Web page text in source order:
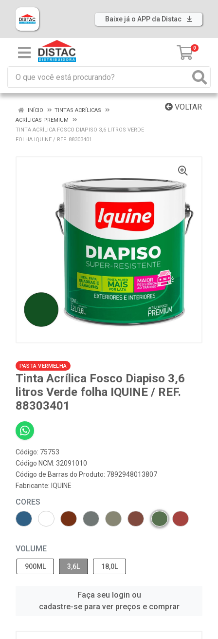
Baixe já o APP da Distac
0
VOLTAR
INÍCIO
TINTAS ACRÍLICAS
ACRÍLICAS PREMIUM
TINTA ACRÍLICA FOSCO DIAPISO 3,6 LITROS VERDE
FOLHA IQUINE / REF. 88303401
PASTA VERMELHA
Tinta Acrílica Fosco Diapiso 3,6
litros Verde folha IQUINE / REF.
88303401
Código: 75753
Código NCM: 32091010
Código de Barras do Produto: 7892948013807
Fabricante: IQUINE
CORES
VOLUME
900ML 3,6L 18,0L
Faça seu login ou
cadastre-se para ver preços e comprar